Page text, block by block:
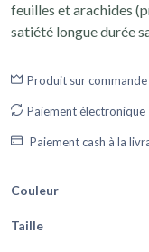
feuilles et arachides
satiété longue durée
Produit sur commande
Paiement électronique
Paiement cash à la
Couleur
Taille